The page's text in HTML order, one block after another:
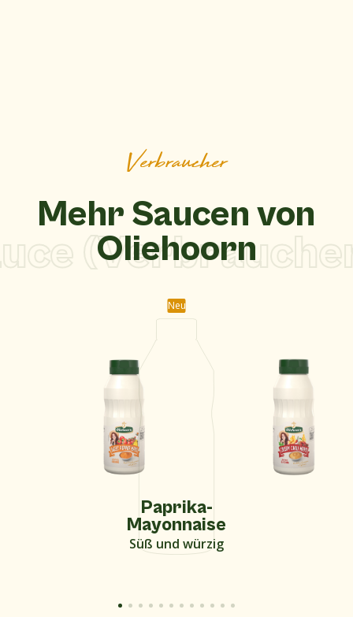
Verbraucher
Mehr Saucen von
Oliehoorn
(Verbraucher)
Neu
Paprika-
Mayonnaise
Süß und würzig